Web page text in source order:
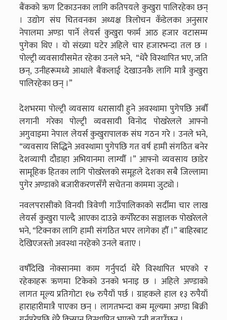
बैंकको ऋण टिकाउनका लागि कतिपयले कुखुरा पालिरहेका छन्
। उद्योग संघ चितवनका अध्यक्ष त्रिलोचन कँडेलका अनुसार
नेपालमा अण्डा पार्ने लेयर्स कुखुरा फार्म आठ हजार वटासम्म
पुगेका थिए । यो संख्या घटेर अहिले चार हजारभन्दा तल छ ।
पोल्ट्री व्यवसायीसमेत रहेका उनले भने, “धेरै विस्थापित भए, जति
छन्, उनीहरूमध्ये आधाले बैंकलाई देखाउनकै लागि मात्रै कुखुरा
पालिरहेका छन् ।”
देशभरमा पोल्ट्री व्यवसाय धरासायी हुने अवस्थामा पुगेपछि अर्बौं
लगानी गरेका पोल्ट्री व्यवसायी विनोद पोखरेलले आफ्नो
अगुवाइमा नेपाल लेयर्स कुखुरापालक संघ गठन गरे । उनले भने,
“व्यवसाय सिद्धिने अवस्थामा पुगेपछि गत वर्ष हामी संगठित बनेर
देशव्यापी दौडाहा अभियानमा लाग्यौँ ।” आफ्नो व्यवसाय छाडेर
सामूहिक हितका लागि पोखरेलको समूहले देशका सबै जिल्लामा
पुगेर अण्डाको बजारीकरणसँगै सचेतना काममा जुट्यो ।
नवलपरासीको विनयी त्रिवेणी गाउँपालिकाको सर्दीमा चार लाख
लेयर्स कुखुरा पाल्दै आएका दाउन्ने कर्पोरेटका सञ्चालक पोखरेलले
भने, “टिक्नका लागि हामी संगठित भएर लागेका हौँ ।” बाहिरबाट
देखिएजस्तो अवस्था नरहेको उनले बताए ।
वर्षौंदेखि नोक्सानमा काम गर्नुपर्दा धेरै विस्थापित भएको र
रहेकाहरू ऋणमा टिकेको उनको भनाइ छ । अहिले अण्डाको
लागत मूल्य प्रतिगोटा १७ रुपैयाँ पर्छ । ग्राहकले हाल १३ रुपैयाँ
हाराहारीमात्रै पाएका छन् । लागतभन्दा कम मूल्यमा अण्डा बिक्री